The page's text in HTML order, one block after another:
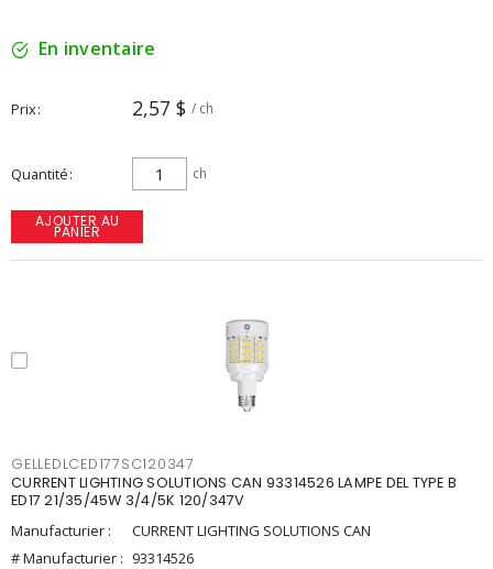
En inventaire
Prix 2,57 $ / ch
Quantité ch
AJOUTER AU
PANIER
GELLEDLCED177SC120347
CURRENT LIGHTING SOLUTIONS CAN 93314526 LAMPE DEL TYPE B
ED17 21/35/45W 3/4/5K 120/347V
Manufacturier :
CURRENT LIGHTING SOLUTIONS CAN
# Manufacturier : 93314526